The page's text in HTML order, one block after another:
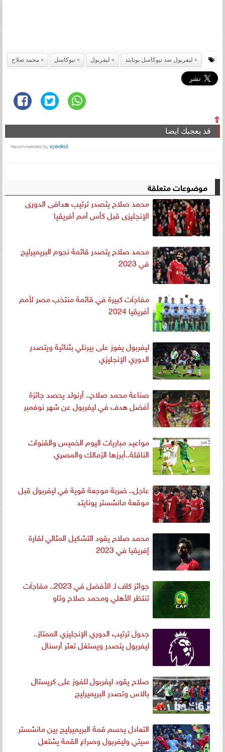
ليفربول ضد نيوكاسل يونايتد ليفربول نيوكاسل محمد صلاح
⇧
قد يعجبك ايضا
موضوعات متعلقة
محمد صلاح يتصدر ترتيب هدافى الدورى
الإنجليزى قبل كأس أمم أفريقيا
محمد صلاح يتصدر قائمة نجوم البريميرليج
في 2023
مفاجآت كبيرة في قائمة منتخب مصر لأمم
أفريقيا 2024
ليفربول يفوز على بيرنلي بثنائية ويتصدر
الدوري الإنجليزي
صناعة محمد صلاح.. أرنولد يحصد جائزة
أفضل هدف في ليفربول عن شهر نوفمبر
مواعيد مباريات اليوم الخميس والقنوات
الناقلة..أبرزها الزمالك والمصري
عاجل.. ضربة موجعة قوية في ليفربول قبل
موقعة مانشستر يونايتد
محمد صلاح يقود التشكيل المثالي لقارة
إفريقيا في 2023
جوائز كاف لـ الأفضل في 2023.. مفاجآت
تنتظر الأهلي ومحمد صلاح وتاو
جدول ترتيب الدوري الإنجليزي الممتاز..
ليفربول يتصدر ويستغل تعثر أرسنال
صلاح يقود ليفربول للفوز على كريستال
بالاس وتصدر البريميرليج
التعادل يحسم قمة البريميرليج بين مانشستر
سيتي وليفربول وصراع القمة يشتعل